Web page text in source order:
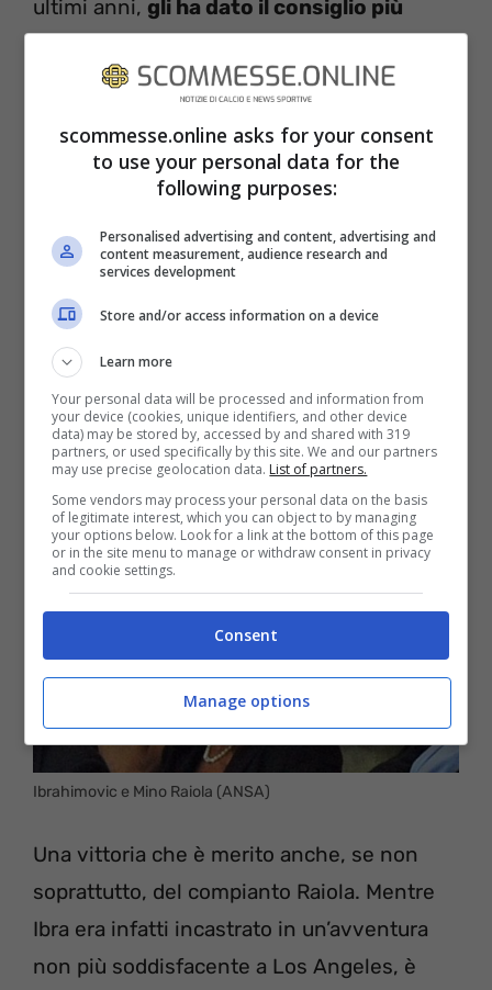
ultimi anni, gli ha dato il consiglio più
speciale a cui non poteva non dedicare il
Ibrahimovic e Mino Raiola (ANSA)
Una vittoria che è merito anche, se non
soprattutto, del compianto Raiola. Mentre
Ibra era infatti incastrato in un’avventura
non più soddisfacente a Los Angeles, è
scommesse.online asks for your consent
to use your personal data for the
following purposes:
Personalised advertising and content, advertising and
content measurement, audience research and
services development
Store and/or access information on a device
Learn more
Your personal data will be processed and information from
your device (cookies, unique identifiers, and other device
data) may be stored by, accessed by and shared with 319
partners, or used specifically by this site. We and our partners
may use precise geolocation data. List of partners.
Some vendors may process your personal data on the basis
of legitimate interest, which you can object to by managing
your options below. Look for a link at the bottom of this page
or in the site menu to manage or withdraw consent in privacy
and cookie settings.
Consent
Manage options